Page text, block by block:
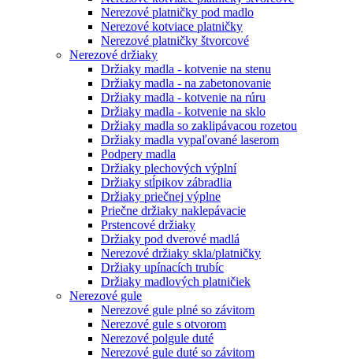
Nerezové platničky pod madlo
Nerezové kotviace platničky
Nerezové platničky štvorcové
Nerezové držiaky
Držiaky madla - kotvenie na stenu
Držiaky madla - na zabetonovanie
Držiaky madla - kotvenie na rúru
Držiaky madla - kotvenie na sklo
Držiaky madla so zaklipávacou rozetou
Držiaky madla vypaľované laserom
Podpery madla
Držiaky plechových výplní
Držiaky stĺpikov zábradlia
Držiaky priečnej výplne
Priečne držiaky naklepávacie
Prstencové držiaky
Držiaky pod dverové madlá
Nerezové držiaky skla/platničky
Držiaky upínacích trubíc
Držiaky madlových platničiek
Nerezové gule
Nerezové gule plné so závitom
Nerezové gule s otvorom
Nerezové polgule duté
Nerezové gule duté so závitom